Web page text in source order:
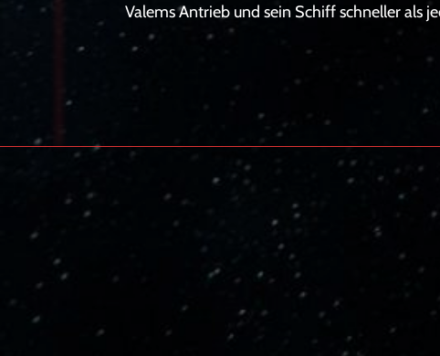
Valems Antrieb und sein Schiff schneller als